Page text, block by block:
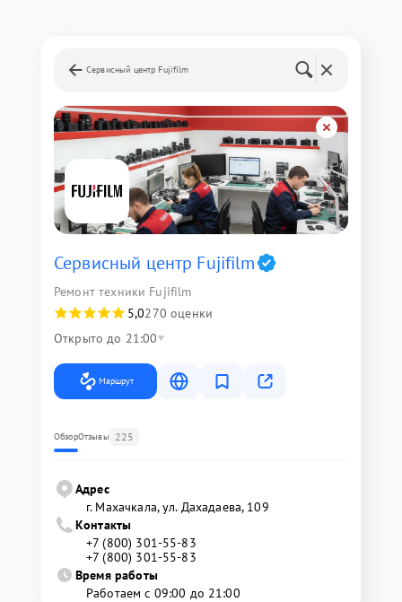
Сервисный центр Fujifilm
Сервисный центр Fujifilm
Ремонт техники Fujifilm
5,0270 оценки
Открыто до 21:00
Маршрут
ОбзорОтзывы 225
Адрес
г. Махачкала, ул. Дахадаева, 109
Контакты
+7 (800) 301-55-83
+7 (800) 301-55-83
Время работы
Работаем с 09:00 до 21:00